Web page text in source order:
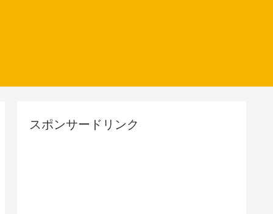
スポンサードリンク